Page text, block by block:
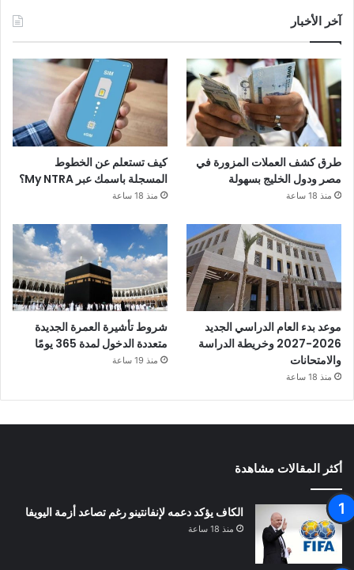
آخر الأخبار
طرق كشف العملات المزورة في
مصر ودول الخليج بسهولة
منذ 18 ساعة
كيف تستعلم عن الخطوط
المسجلة باسمك عبر My NTRA؟
منذ 18 ساعة
موعد بدء العام الدراسي الجديد
2026-2027 وخريطة الدراسة
والامتحانات
منذ 18 ساعة
شروط تأشيرة العمرة الجديدة
متعددة الدخول لمدة 365 يومًا
منذ 19 ساعة
أكثر المقالات مشاهدة
الكاف يؤكد دعمه لإنفانتينو رغم تصاعد أزمة اليويفا
منذ 18 ساعة